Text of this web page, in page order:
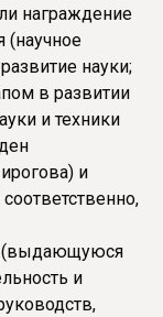
награждение
науки;
в развитии
и техники
и
(выдающуюся
и